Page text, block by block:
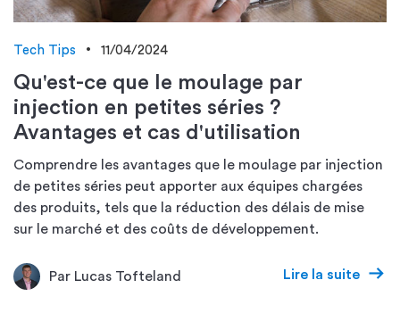
Tech Tips 11/04/2024
Qu'est-ce que le moulage par
injection en petites séries ?
Avantages et cas d'utilisation
Comprendre les avantages que le moulage par injection
de petites séries peut apporter aux équipes chargées
des produits, tels que la réduction des délais de mise
sur le marché et des coûts de développement.
Par Lucas Tofteland Lire la suite